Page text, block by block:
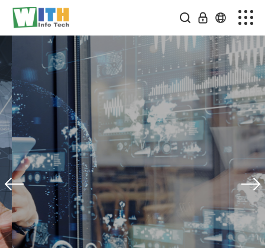
스마트팩토리
솔루션소개
미디어센터
온라인문의
커뮤니티